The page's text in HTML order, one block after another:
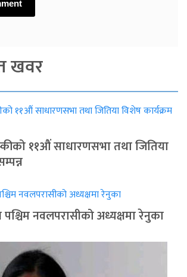
खवर
११औं साधारणसभा तथा जितिया
नवलपरासीको अध्यक्षमा रेनुका